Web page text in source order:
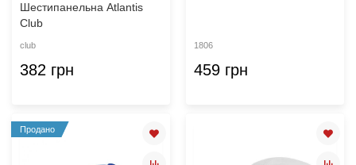
Шестипанельна Atlantis
Club
club
382 грн
1806
459 грн
Продано